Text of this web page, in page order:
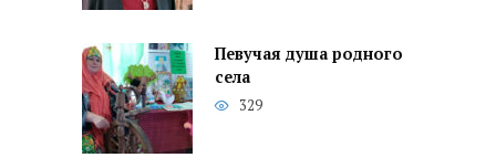
Певучая душа родного
села
329